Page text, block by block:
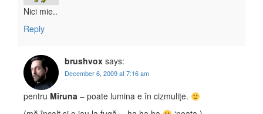
Nici mie..
Reply
brushvox says:
December 6, 2009 at 7:16 am
pentru Miruna – poate lumina e în cizmuliţe.